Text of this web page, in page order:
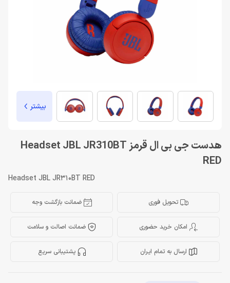
بیشتر
هدست جی بی ال قرمز Headset JBL JR310BT
RED
Headset JBL JR310BT RED
تحویل فوری ضمانت بازگشت وجه
امکان خرید حضوری ضمانت اصالت و سلامت
ارسال به تمام ایران پشتیبانی سریع